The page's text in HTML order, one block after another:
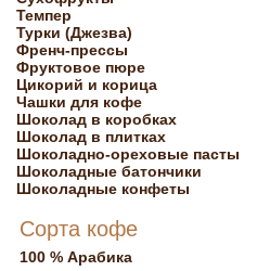
Темпер
Турки (Джезва)
Френч-прессы
Фруктовое пюре
Цикорий и корица
Чашки для кофе
Шоколад в коробках
Шоколад в плитках
Шоколадно-ореховые пасты
Шоколадные батончики
Шоколадные конфеты
Сорта кофе
100 % Арабика